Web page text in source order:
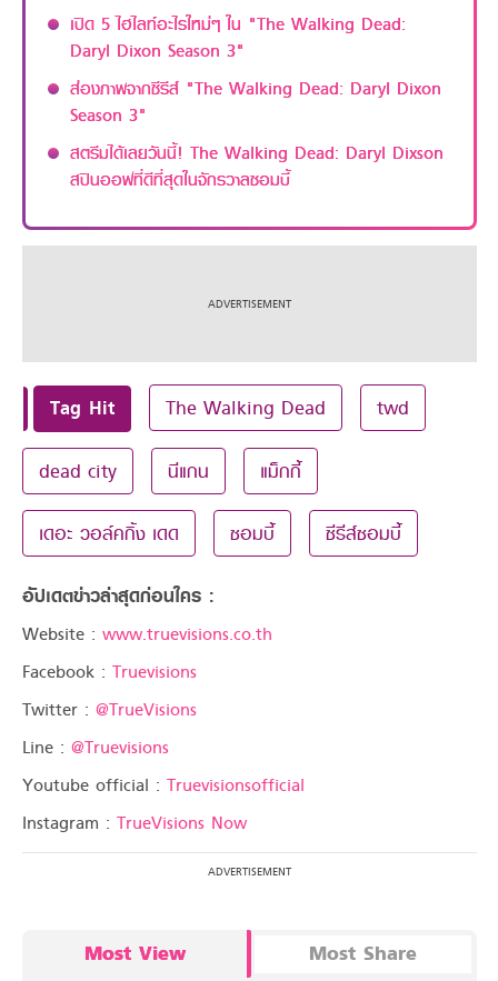
เปิด 5 ไฮไลท์อะไรใหม่ๆ ใน "The Walking Dead:
Daryl Dixon Season 3"
ส่องภาพจากซีรีส์ "The Walking Dead: Daryl Dixon
Season 3"
สตรีมได้เลยวันนี้! The Walking Dead: Daryl Dixson
สปินออฟที่ดีที่สุดในจักรวาลซอมบี้
Tag Hit The Walking Dead twd
dead city นีแกน แม็กกี้
เดอะ วอล์คกิ้ง เดด ซอมบี้ ซีรีส์ซอมบี้
อัปเดตข่าวล่าสุดก่อนใคร :
Website : www.truevisions.co.th
Facebook : Truevisions
Twitter : @TrueVisions
Line : @Truevisions
Youtube official : Truevisionsofficial
Instagram : TrueVisions Now
Most View Most Share